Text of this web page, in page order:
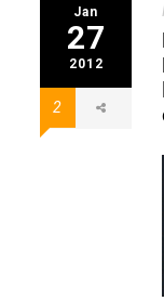
Jan
27
2012
2